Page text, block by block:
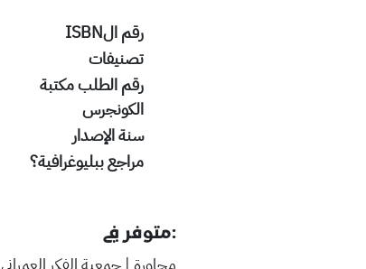
رقم الISBN
تصنيفات
رقم الطلب مكتبة
الكونجرس
سنة الإصدار
مراجع ببليوغرافية؟
:متوفر في